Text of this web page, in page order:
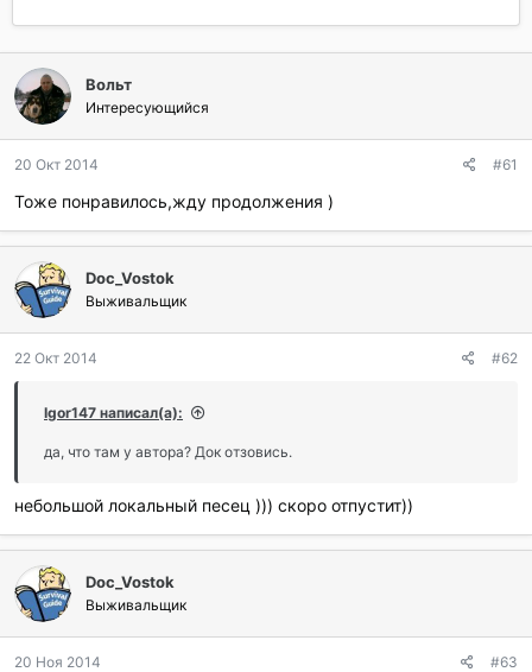
т
о
р
т
е
м
ы
т
а
ч
а
Вольт
Интересующийся
20 Окт 2014 #61
Тоже понравилось,жду продолжения )
Doc_Vostok
Выживальщик
22 Окт 2014 #62
Igor147 написал(а):
да, что там у автора? Док отзовись.
небольшой локальный песец ))) скоро отпустит))
Doc_Vostok
Выживальщик
20 Ноя 2014 #63